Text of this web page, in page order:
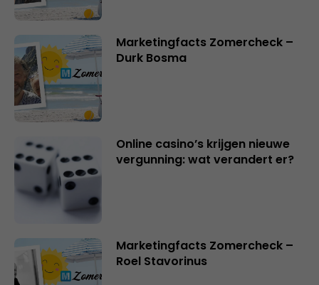
Marketingfacts Zomercheck –
Durk Bosma
Online casino’s krijgen nieuwe
vergunning: wat verandert er?
Marketingfacts Zomercheck –
Roel Stavorinus